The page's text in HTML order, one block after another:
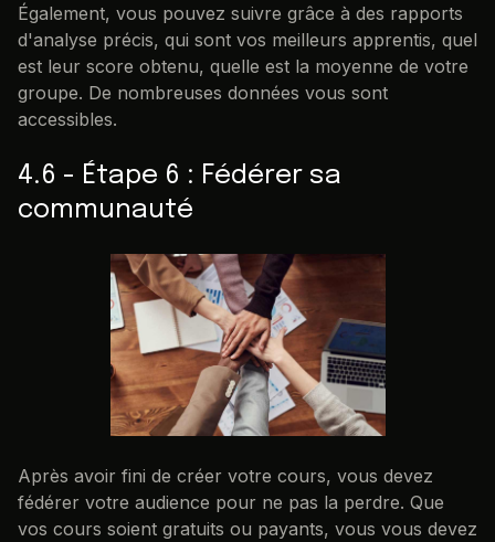
Également, vous pouvez suivre grâce à des rapports
d'analyse précis, qui sont vos meilleurs apprentis, quel
est leur score obtenu, quelle est la moyenne de votre
groupe. De nombreuses données vous sont
accessibles.
4.6 - Étape 6 : Fédérer sa
communauté
Après avoir fini de créer votre cours, vous devez
fédérer votre audience pour ne pas la perdre. Que
vos cours soient gratuits ou payants, vous vous devez